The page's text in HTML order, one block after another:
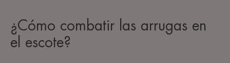
¿Cómo combatir las arrugas en
el escote?